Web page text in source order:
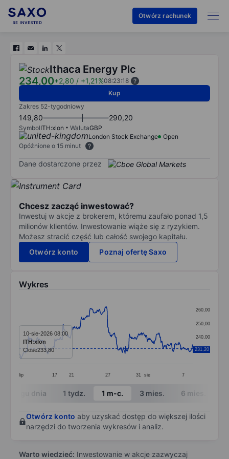
Otwórz rachunek
Ithaca Energy Plc
234,00+2,80 / +1,21%08:23:18
Kup
Zakres 52-tygodniowy
149,80 290,20
SymbolITH:xlon WalutaGBP
London Stock Exchange
Open
Opóźnione o 15 minut
Dane dostarczone przez
Chcesz zacząć inwestować?
Inwestuj w akcje z brokerem, któremu zaufało ponad 1,5
milionów klientów. Inwestowanie wiąże się z ryzykiem.
Możesz stracić część lub całość swojego kapitału.
Otwórz konto
Poznaj ofertę Saxo
Wykres
Line chart with 331 data points.
The chart has 1 X axis displaying categories.
The chart has 1 Y axis displaying values. Data
lip 17 21 27 31 sie 7
230,00
240,00
250,00
260,00
231,20
10-sie-2026 08:00
ITH:xlon
Close233,80
End of interactive chart.
W ciągu dnia 1 tydz. 1 m-c. 3 mies. 6 mies.
Otwórz konto aby uzyskać dostęp do większej ilości
narzędzi do tworzenia wykresów i analiz.
Warto wiedzieć: Inwestowanie w akcje zazwyczaj